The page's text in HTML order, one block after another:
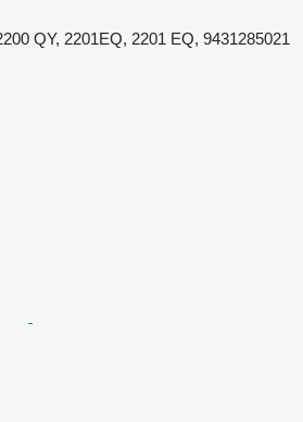
QY, 2201EQ, 2201 EQ, 9431285021